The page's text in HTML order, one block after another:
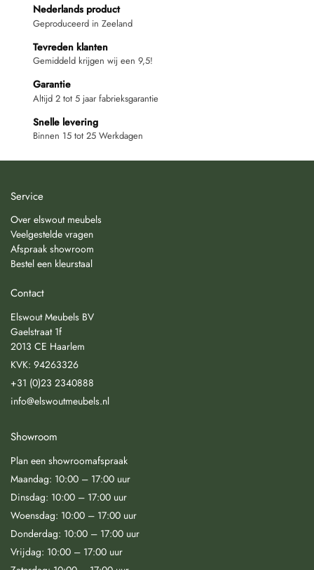
Nederlands product
Geproduceerd in Zeeland
Tevreden klanten
Gemiddeld krijgen wij een 9,5!
Garantie
Altijd 2 tot 5 jaar fabrieksgarantie
Snelle levering
Binnen 15 tot 25 Werkdagen
Service
Over elswout meubels
Veelgestelde vragen
Afspraak showroom
Bestel een kleurstaal
Contact
Elswout Meubels BV
Gaelstraat 1f
2013 CE Haarlem
KVK: 94263326
+31 (0)23 2340888
info@elswoutmeubels.nl
Showroom
Plan een showroomafspraak
Maandag: 10:00 – 17:00 uur
Dinsdag: 10:00 – 17:00 uur
Woensdag: 10:00 – 17:00 uur
Donderdag: 10:00 – 17:00 uur
Vrijdag: 10:00 – 17:00 uur